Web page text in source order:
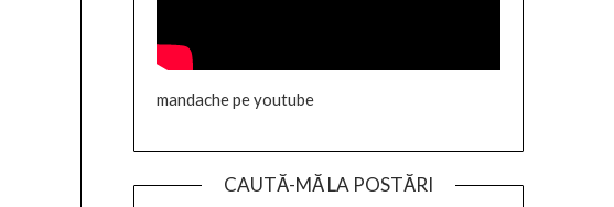
mandache pe youtube
CAUTĂ-MĂ LA POSTĂRI